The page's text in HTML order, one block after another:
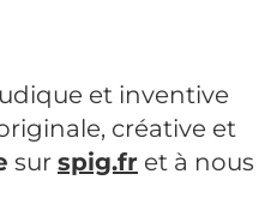
et inventive
créative et
sur spig.fr et à nous